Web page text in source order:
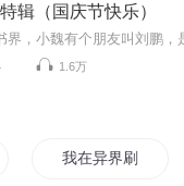
辑（国庆节快乐）
1.6万
我在异界刷视频